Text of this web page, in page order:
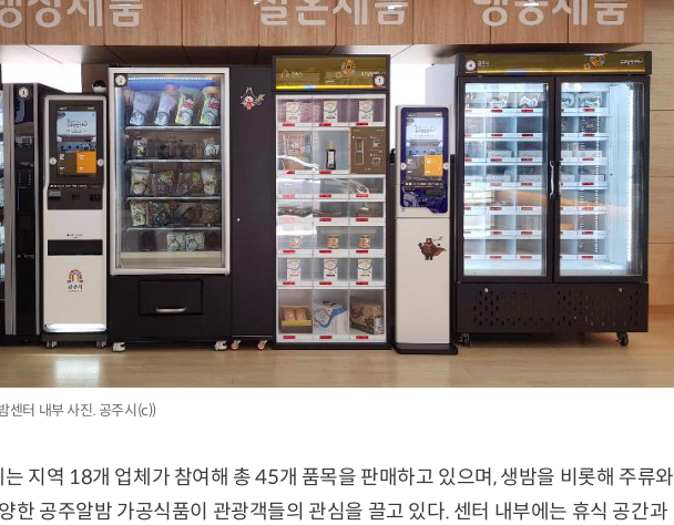
센터 내부 사진. 공주시(c))
지역 18개 업체가 참여해 총 45개 품목을 판매하고 있으며, 생밤을 비롯해 주류와
한 공주알밤 가공식품이 관광객들의 관심을 끌고 있다. 센터 내부에는 휴식 공간과